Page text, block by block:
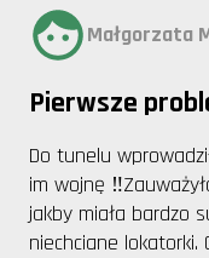
Małgorzata
Pierwsze
Do tunelu
im wojnę
jakby miała bardzo
niechciane lokatorki.